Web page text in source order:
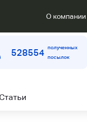
О компании
528554
полученных
посылок